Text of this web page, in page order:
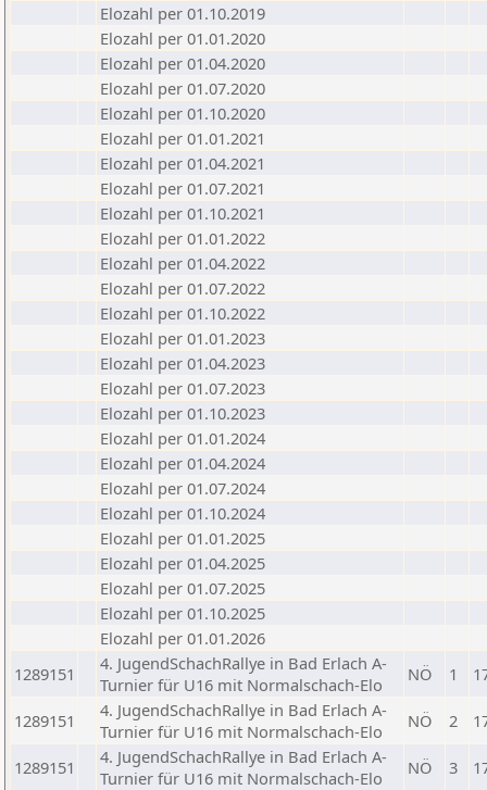
Elozahl per 01.10.2019
Elozahl per 01.01.2020
Elozahl per 01.04.2020
Elozahl per 01.07.2020
Elozahl per 01.10.2020
Elozahl per 01.01.2021
Elozahl per 01.04.2021
Elozahl per 01.07.2021
Elozahl per 01.10.2021
Elozahl per 01.01.2022
Elozahl per 01.04.2022
Elozahl per 01.07.2022
Elozahl per 01.10.2022
Elozahl per 01.01.2023
Elozahl per 01.04.2023
Elozahl per 01.07.2023
Elozahl per 01.10.2023
Elozahl per 01.01.2024
Elozahl per 01.04.2024
Elozahl per 01.07.2024
Elozahl per 01.10.2024
Elozahl per 01.01.2025
Elozahl per 01.04.2025
Elozahl per 01.07.2025
Elozahl per 01.10.2025
Elozahl per 01.01.2026
1289151
4. JugendSchachRallye in Bad Erlach A-
Turnier für U16 mit Normalschach-Elo
NÖ 1
1289151
4. JugendSchachRallye in Bad Erlach A-
Turnier für U16 mit Normalschach-Elo
NÖ 2
1289151
4. JugendSchachRallye in Bad Erlach A-
Turnier für U16 mit Normalschach-Elo
NÖ 3